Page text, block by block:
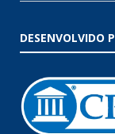
DESENVOLVIDO